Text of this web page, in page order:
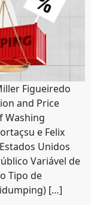
Figueiredo
and Price
Washing
e Felix
Unidos
Variável de
Tipo de
[…]